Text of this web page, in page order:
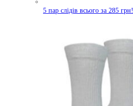
5 пар слідів всього за 285 грн!